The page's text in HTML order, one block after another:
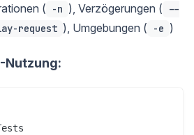
( -n ), Verzögerungen (
--
request ), Umgebungen ( -e )
Nutzung: